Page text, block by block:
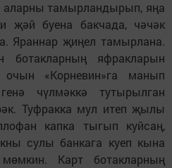
тамырландырып, яңа
җәй буена бакчада, чәчәк
Яраннар җиңел тамырлана.
ботакларның яфракларын
«Корневин»га манып
чүлмәккә тутырылган
Туфракка мул итеп җылы
капка тыгып куйсаң,
сулы банкага куеп кына
Карт ботакларның